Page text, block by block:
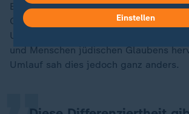
Erfahrung mache, dass doch viele
Gesprächspartner immer ganz bewusst
Unterscheidung zwischen der
und Menschen jüdischen Glaubens
Umlauf sah dies jedoch ganz anders.
„
Einstellen